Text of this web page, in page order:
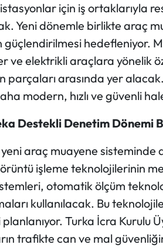
için iş ortaklarıyla
Yeni dönemle birlikte araç
güçlendirilmesi hedefleniyor.
ve elektrikli araçlara yönelik
parçaları arasında yer
modern, hızlı ve güvenli
Destekli Denetim Dönemi
yeni araç muayene
işleme teknolojilerinin
otomatik ölçüm
kullanılacak. Bu
Turka İcra Kurulu
trafikte can ve mal